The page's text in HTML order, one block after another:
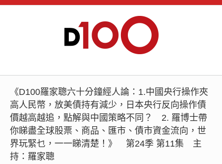
《D100羅家聰六十分鐘經人論：1.中國央行操作夾
高人民幣，放美債持有減少，日本央行反向操作債
價越高越追，點解與中國策略不同？ 2. 羅博士帶
你睇盡全球股票、商品、匯市、債市資金流向，世
界玩緊乜，一一睇清楚！》 第24季 第11集 主
持：羅家聰